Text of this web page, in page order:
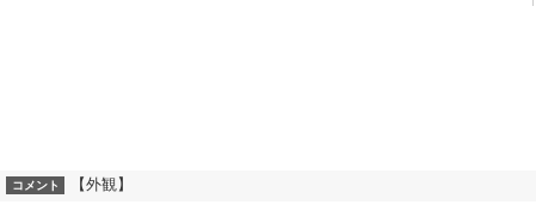
コメント 【外観】